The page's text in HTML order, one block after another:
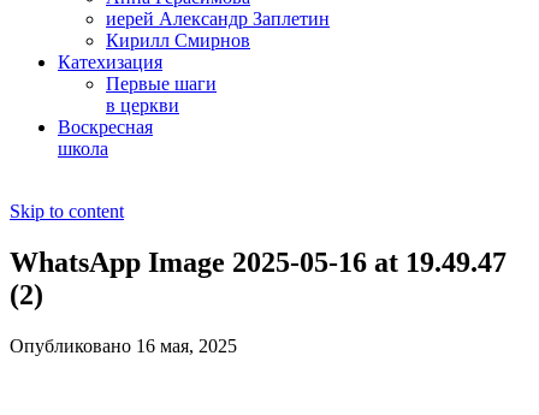
иерей Александр Заплетин
Кирилл Смирнов
Катехизация
Первые шаги
в церкви
Воскресная
школа
Skip to content
WhatsApp Image 2025-05-16 at 19.49.47
(2)
Опубликовано 16 мая, 2025